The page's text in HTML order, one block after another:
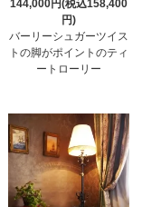
144,000円(税込158,400
円)
バーリーシュガーツイス
トの脚がポイントのティ
ートローリー